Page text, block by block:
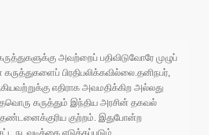
அவற்றைப் பதிவிடுவோரே முழுப்
பிரதிபலிக்கவில்லை.தனிநபர்,
எதிராக அவமதிக்கிற அல்லது
கருத்தும் இந்திய அரசின் தகவல்
குற்றம். இதுபோன்ற